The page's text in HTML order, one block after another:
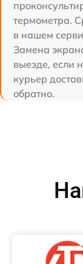
термометра.
в нашем
Замена
выезде, если
курьер
обратно.